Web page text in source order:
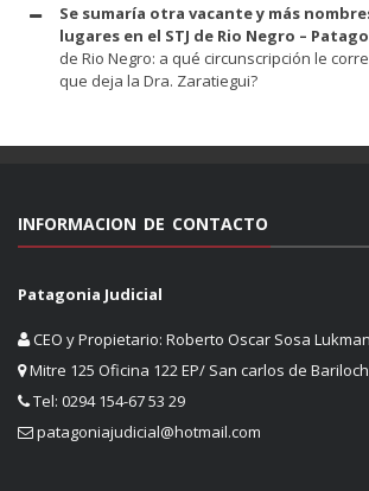
Se sumaría otra vacante y más
lugares en el STJ de Rio Negro –
de Rio Negro: a qué circunscripción le
que deja la Dra. Zaratiegui?
INFORMACION DE CONTACTO
Patagonia Judicial
CEO y Propietario: Roberto Oscar Sosa Lukman
Mitre 125 Oficina 122 EP/ San carlos de
Tel: 0294 154-67 53 29
patagoniajudicial@hotmail.com